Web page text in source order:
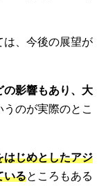
は、今後の展望が
の影響もあり、大
うのが実際のとこ
はじめとしたアジ
いるところもある